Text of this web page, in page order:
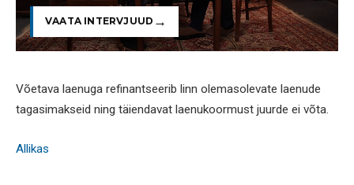
VAATA INTERVJUUD
Võetava laenuga refinantseerib linn olemasolevate laenude
tagasimakseid ning täiendavat laenukoormust juurde ei võta.
Allikas